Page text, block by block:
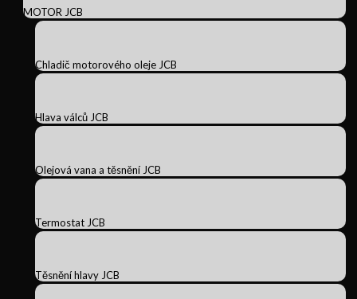
MOTOR JCB
Chladič motorového oleje JCB
Hlava válců JCB
Olejová vana a těsnění JCB
Termostat JCB
Těsnění hlavy JCB